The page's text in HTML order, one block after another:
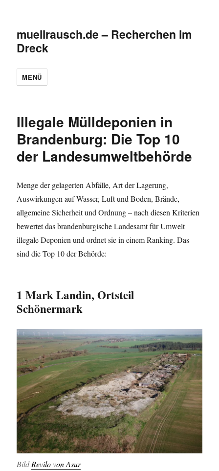
muellrausch.de – Recherchen im
Dreck
MENÜ
Illegale Mülldeponien in
Brandenburg: Die Top 10
der Landesumweltbehörde
Menge der gelagerten Abfälle, Art der Lagerung,
Auswirkungen auf Wasser, Luft und Boden, Brände,
allgemeine Sicherheit und Ordnung – nach diesen Kriterien
bewertet das brandenburgische Landesamt für Umwelt
illegale Deponien und ordnet sie in einem Ranking. Das
sind die Top 10 der Behörde:
1 Mark Landin, Ortsteil
Schönermark
BildRevilo von Asur